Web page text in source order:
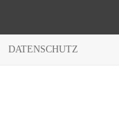
DATENSCHUTZ